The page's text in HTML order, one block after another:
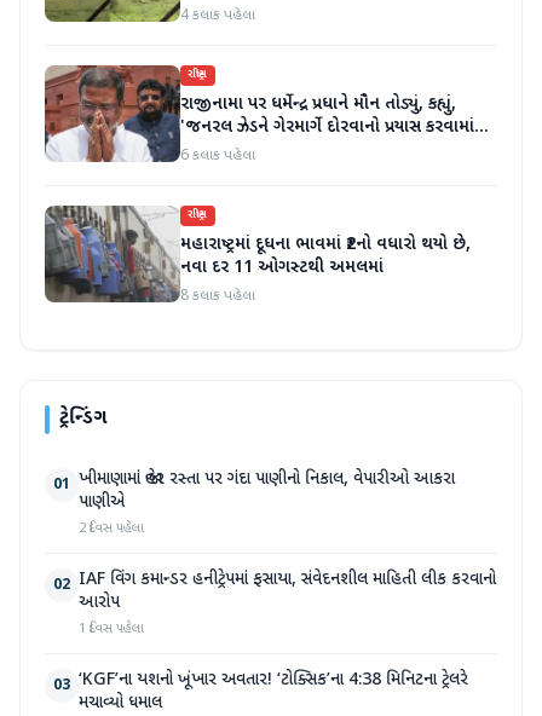
4 કલાક પહેલા
રાષ્ટ્રીય
રાજીનામા પર ધર્મેન્દ્ર પ્રધાને મૌન તોડ્યું, કહ્યું,
'જનરલ ઝેડને ગેરમાર્ગે દોરવાનો પ્રયાસ કરવામાં
આવ્યો, મારા માટે પદ મહત્વનું નથી'
6 કલાક પહેલા
રાષ્ટ્રીય
મહારાષ્ટ્રમાં દૂધના ભાવમાં ₹2નો વધારો થયો છે,
નવા દર 11 ઓગસ્ટથી અમલમાં
8 કલાક પહેલા
ટ્રેન્ડિંગ
01 ખીમાણામાં જાહેર રસ્તા પર ગંદા પાણીનો નિકાલ, વેપારીઓ આકરા
પાણીએ
2 દિવસ પહેલા
02 IAF વિંગ કમાન્ડર હનીટ્રેપમાં ફસાયા, સંવેદનશીલ માહિતી લીક કરવાનો
આરોપ
1 દિવસ પહેલા
03 ‘KGF’ના યશનો ખૂંખાર અવતાર! ‘ટોક્સિક’ના 4:38 મિનિટના ટ્રેલરે
મચાવ્યો ધમાલ